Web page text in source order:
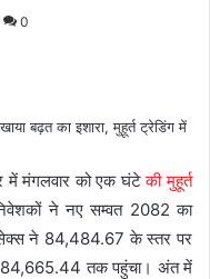
0
में मंगलवार को एक घंटेकी मुहूर्त
ने नए सम्वत 2082 का
ने 84,484.67 के स्तर पर
84,665.44 तक पहुंचा। अंत में